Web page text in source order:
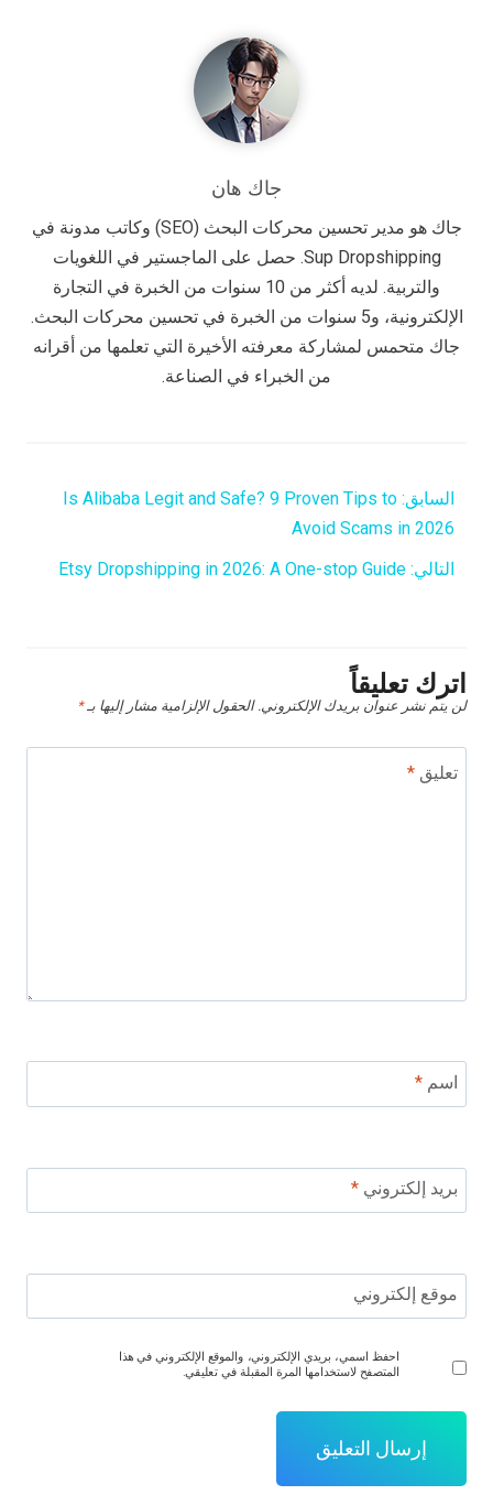
جاك هان
جاك هو مدير تحسين محركات البحث (SEO) وكاتب مدونة في
Sup Dropshipping. حصل على الماجستير في اللغويات
والتربية. لديه أكثر من 10 سنوات من الخبرة في التجارة
الإلكترونية، و5 سنوات من الخبرة في تحسين محركات البحث.
جاك متحمس لمشاركة معرفته الأخيرة التي تعلمها من أقرانه
من الخبراء في الصناعة.
السابق: Is Alibaba Legit and Safe? 9 Proven Tips to
Avoid Scams in 2026
التالي: Etsy Dropshipping in 2026: A One-stop Guide
اترك تعليقاً
لن يتم نشر عنوان بريدك الإلكتروني. الحقول الإلزامية مشار إليها بـ*
تعليق *
اسم *
بريد إلكتروني *
موقع إلكتروني
احفظ اسمي، بريدي الإلكتروني، والموقع الإلكتروني في هذا
المتصفح لاستخدامها المرة المقبلة في تعليقي.